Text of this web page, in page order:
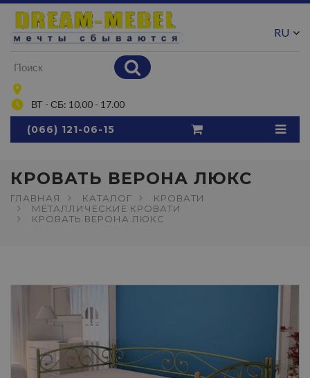
ВТ - СБ: 10.00 - 17.00
RU
(066) 121-06-15
КРОВАТЬ ВЕРОНА ЛЮКС
ГЛАВНАЯ КАТАЛОГ
КРОВАТИ
МЕТАЛЛИЧЕСКИЕ КРОВАТИ
КРОВАТЬ ВЕРОНА ЛЮКС